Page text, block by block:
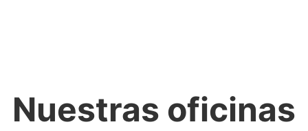
Nuestras oficinas